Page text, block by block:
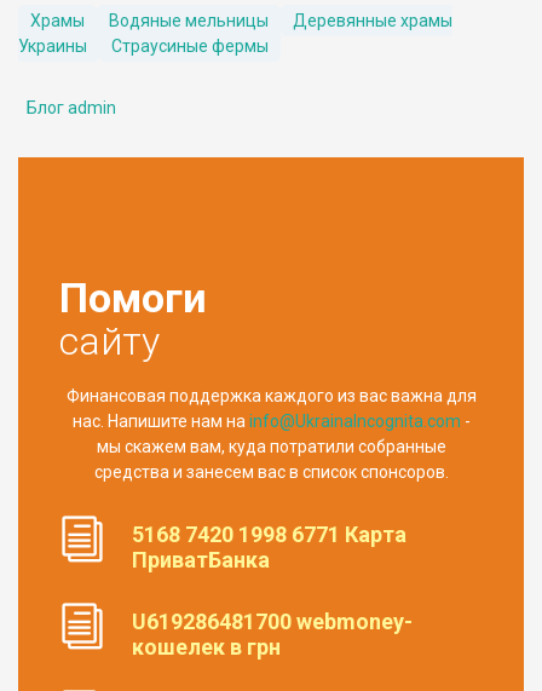
Храмы Водяные мельницы
Деревянные храмы
Украины
Страусиные фермы
Блог admin
Помоги
сайту
Финансовая поддержка каждого из вас важна для
нас. Напишите нам наinfo@UkrainaIncognita.com -
мы скажем вам, куда потратили собранные
средства и занесем вас в список спонсоров.
5168 7420 1998 6771 Карта
ПриватБанка
U619286481700 webmoney-
кошелек в грн